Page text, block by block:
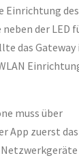
des
der LED
das Gateway
muss über
App zuerst